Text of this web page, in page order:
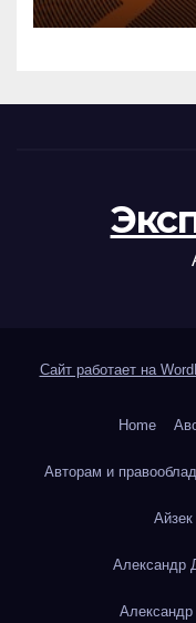
Сайт работает на
Home
Авторам и
Александр